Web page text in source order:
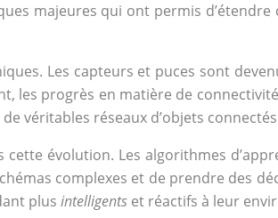
majeures qui ont permis
Les capteurs et puces sont
progrès en matière de
véritables réseaux d’objets
évolution. Les algorithmes
complexes et de prendre des
plus intelligents et réactifs à leur